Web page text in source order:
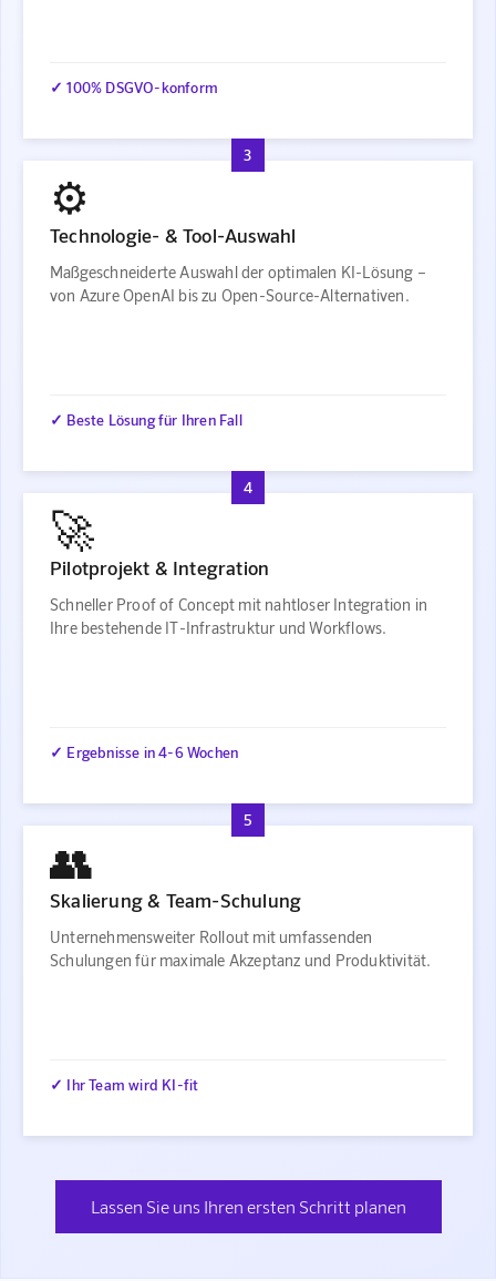
✓ 100% DSGVO-konform
3
⚙️
Technologie- & Tool-Auswahl
Maßgeschneiderte Auswahl der optimalen KI-Lösung –
von Azure OpenAI bis zu Open-Source-Alternativen.
✓ Beste Lösung für Ihren Fall
4
🚀
Pilotprojekt & Integration
Schneller Proof of Concept mit nahtloser Integration in
Ihre bestehende IT-Infrastruktur und Workflows.
✓ Ergebnisse in 4-6 Wochen
5
👥
Skalierung & Team-Schulung
Unternehmensweiter Rollout mit umfassenden
Schulungen für maximale Akzeptanz und Produktivität.
✓ Ihr Team wird KI-fit
Lassen Sie uns Ihren ersten Schritt planen